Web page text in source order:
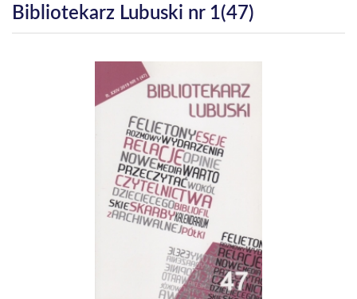
Bibliotekarz Lubuski nr 1(47)